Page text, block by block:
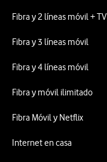
Fibra y 2 líneas móvil + TV
Fibra y 3 líneas móvil
Fibra y 4 líneas móvil
Fibra y móvil ilimitado
Fibra Móvil y Netflix
Internet en casa